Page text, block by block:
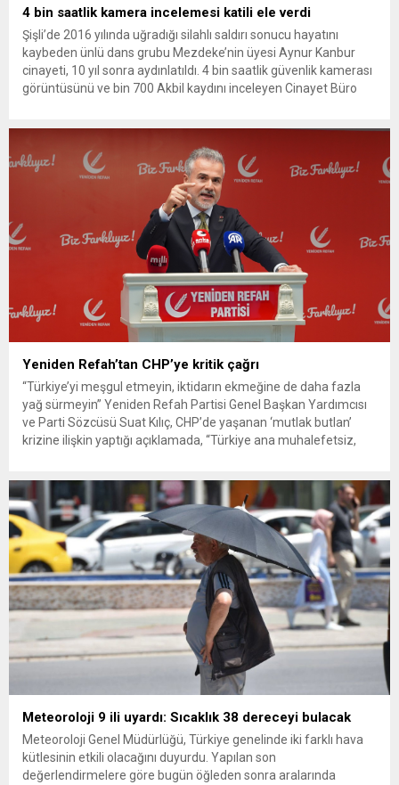
4 bin saatlik kamera incelemesi katili ele verdi
Şişli’de 2016 yılında uğradığı silahlı saldırı sonucu hayatını
kaybeden ünlü dans grubu Mezdeke’nin üyesi Aynur Kanbur
cinayeti, 10 yıl sonra aydınlatıldı. 4 bin saatlik güvenlik kamerası
görüntüsünü ve bin 700 Akbil kaydını inceleyen Cinayet Büro
Yeniden Refah’tan CHP’ye kritik çağrı
“Türkiye’yi meşgul etmeyin, iktidarın ekmeğine de daha fazla
yağ sürmeyin” Yeniden Refah Partisi Genel Başkan Yardımcısı
ve Parti Sözcüsü Suat Kılıç, CHP’de yaşanan ‘mutlak butlan’
krizine ilişkin yaptığı açıklamada, “Türkiye ana muhalefetsiz,
olun. Türkiye’yi...
Meteoroloji 9 ili uyardı: Sıcaklık 38 dereceyi bulacak
Meteoroloji Genel Müdürlüğü, Türkiye genelinde iki farklı hava
kütlesinin etkili olacağını duyurdu. Yapılan son
değerlendirmelere göre bugün öğleden sonra aralarında